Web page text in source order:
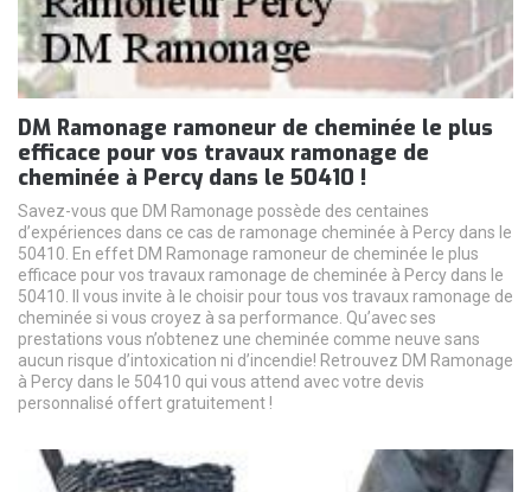
DM Ramonage ramoneur de cheminée le plus
efficace pour vos travaux ramonage de
cheminée à Percy dans le 50410 !
Savez-vous que DM Ramonage possède des centaines
d’expériences dans ce cas de ramonage cheminée à Percy dans le
50410. En effet DM Ramonage ramoneur de cheminée le plus
efficace pour vos travaux ramonage de cheminée à Percy dans le
50410. Il vous invite à le choisir pour tous vos travaux ramonage de
cheminée si vous croyez à sa performance. Qu’avec ses
prestations vous n’obtenez une cheminée comme neuve sans
aucun risque d’intoxication ni d’incendie! Retrouvez DM Ramonage
à Percy dans le 50410 qui vous attend avec votre devis
personnalisé offert gratuitement !